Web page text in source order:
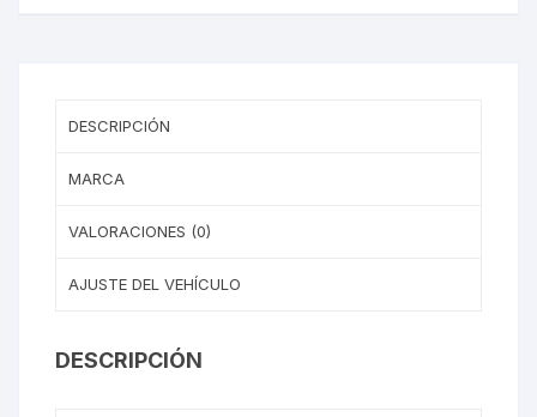
DESCRIPCIÓN
MARCA
VALORACIONES (0)
AJUSTE DEL VEHÍCULO
DESCRIPCIÓN